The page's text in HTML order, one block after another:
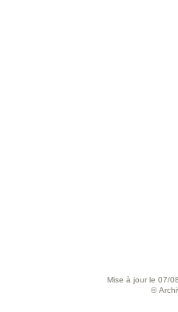
Mise à jour le 07/
©